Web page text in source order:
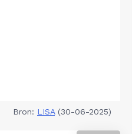
Bron: LISA(30-06-2025)